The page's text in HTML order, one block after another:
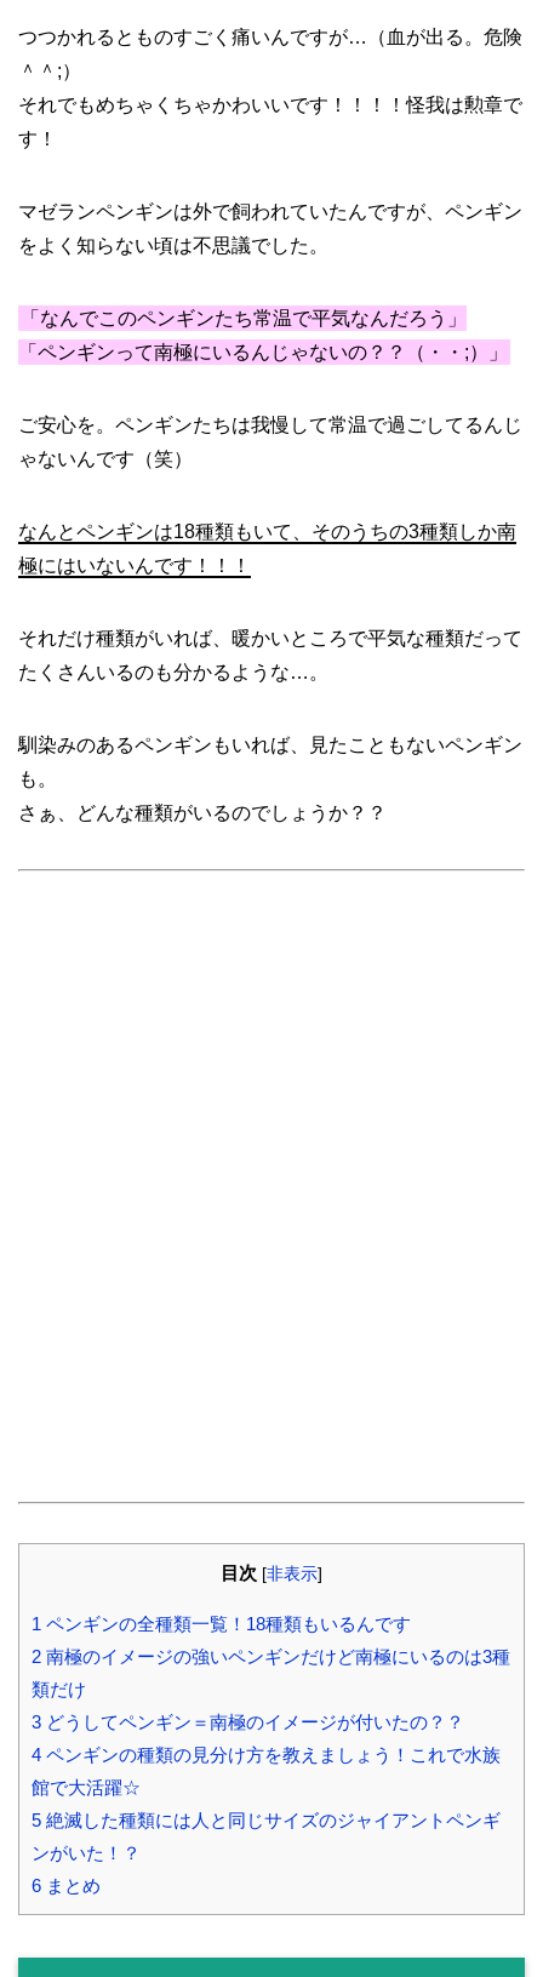
つつかれるとものすごく痛いんですが…（血が出る。危険
＾＾;）
それでもめちゃくちゃかわいいです！！！！怪我は勲章で
す！
マゼランペンギンは外で飼われていたんですが、ペンギン
をよく知らない頃は不思議でした。
「なんでこのペンギンたち常温で平気なんだろう」
「ペンギンって南極にいるんじゃないの？？（・・;）」
ご安心を。ペンギンたちは我慢して常温で過ごしてるんじ
ゃないんです（笑）
なんとペンギンは18種類もいて、そのうちの3種類しか南
極にはいないんです！！！
それだけ種類がいれば、暖かいところで平気な種類だって
たくさんいるのも分かるような…。
馴染みのあるペンギンもいれば、見たこともないペンギン
も。
さぁ、どんな種類がいるのでしょうか？？
目次 [非表示]
1 ペンギンの全種類一覧！18種類もいるんです
2 南極のイメージの強いペンギンだけど南極にいるのは3種
類だけ
3 どうしてペンギン＝南極のイメージが付いたの？？
4 ペンギンの種類の見分け方を教えましょう！これで水族
館で大活躍☆
5 絶滅した種類には人と同じサイズのジャイアントペンギ
ンがいた！？
6 まとめ